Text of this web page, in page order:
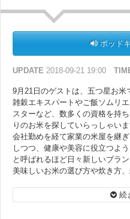
ポッド
UPDATE 2018-09-21 19:00
9月21日のゲストは、五つ星お米
雑穀エキスパートやご飯ソムリ
スターなど、数多くの資格を持
りのお米を探していらっしゃいま
会社勤めを経て家業の米屋を継
しつつ、健康や美容に役立つよ
と呼ばれるほど日々新しいブラ
美味しいお米の選び方や炊き方
続